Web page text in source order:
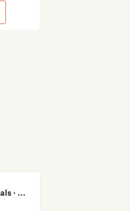
Indie Folk Essentials · by Essential Playlists